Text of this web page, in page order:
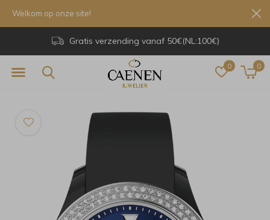
0 0
Gratis verzending vanaf 50€(NL:100€)
Welkom op onze site!